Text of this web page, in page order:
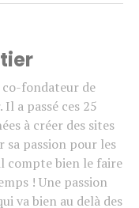
co-fondateur de
a passé ces 25
à créer des sites
sa passion pour les
compte bien le faire
! Une passion
va bien au delà des